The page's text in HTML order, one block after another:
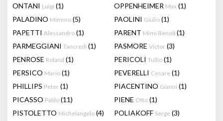
ONTANI Luigi (1) OPPENHEIMER Max (1)
PALADINO Mimmo (5) PAOLINI Giulio (1)
PAPETTI Alessandro (1) PARENT Mimi Benoît(1)
PARMEGGIANI Tancredi (1) PASMORE Victor (3)
PENROSE Roland (1) PERICOLI Tullio (1)
PERSICO Mario (1) PEVERELLI Cesare (1)
PHILLIPS Peter (1) PIACENTINO Gianni (1)
PICASSO Pablo (11) PIENE Otto (1)
PISTOLETTO Michelangelo (4) POLIAKOFF Serge (3)